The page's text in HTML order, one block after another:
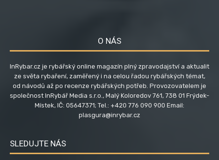
O NÁS
InRybar.cz je rybářský online magazín plný zpravodajství a aktualit
ze světa rybaření, zaměřený i na celou řadou rybářských témat,
od návodů až po recenze rybářských potřeb. Provozovatelem je
společnost InRybář Media s.r.o., Malý Koloredov 761, 738 01 Frýdek-
Místek, IČ: 05647371; Tel.: +420 776 090 900 Email:
plasgura@inrybar.cz
SLEDUJTE NÁS